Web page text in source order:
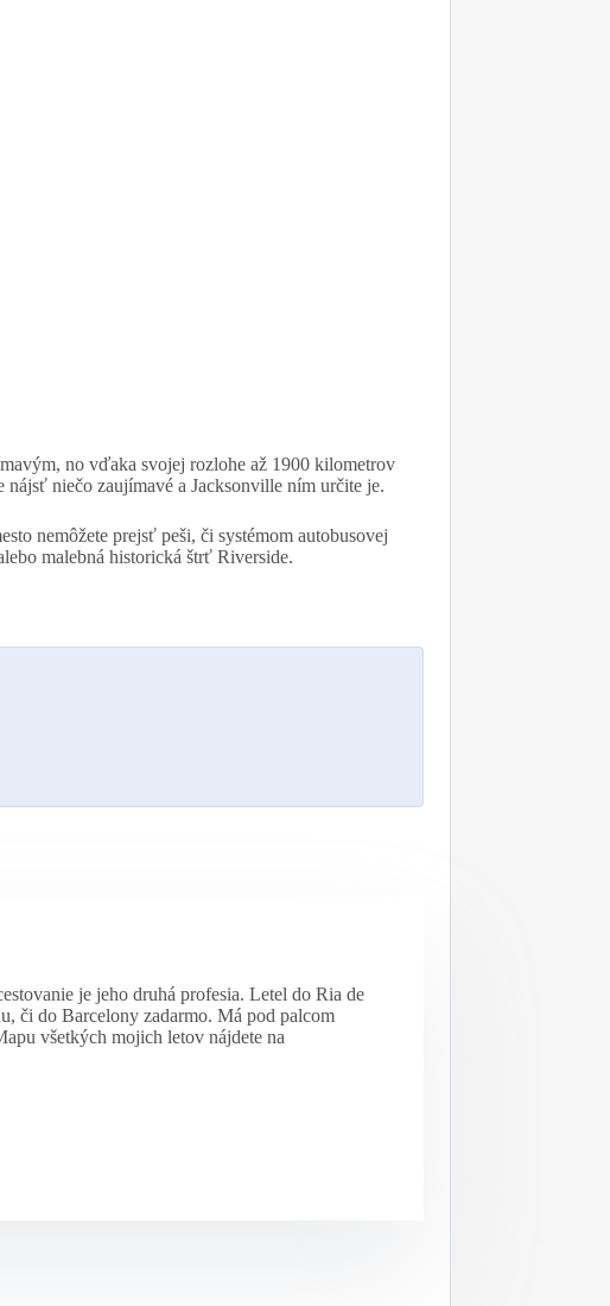
no vďaka svojej rozlohe až 1900 kilometrov
niečo zaujímavé a Jacksonville ním určite je.
nemôžete prejsť peši, či systémom autobusovej
malebná historická štrť Riverside.
je jeho druhá profesia. Letel do Ria de
či do Barcelony zadarmo. Má pod palcom
všetkých mojich letov nájdete na